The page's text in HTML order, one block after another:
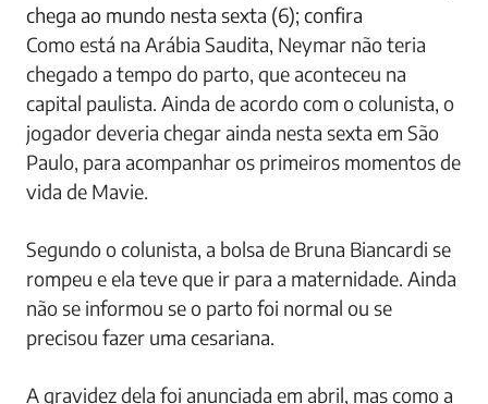
chega ao mundo nesta sexta (6); confira
Como está na Arábia Saudita, Neymar não teria
chegado a tempo do parto, que aconteceu na
capital paulista. Ainda de acordo com o colunista, o
jogador deveria chegar ainda nesta sexta em São
Paulo, para acompanhar os primeiros momentos de
vida de Mavie.
Segundo o colunista, a bolsa de Bruna Biancardi se
rompeu e ela teve que ir para a maternidade. Ainda
não se informou se o parto foi normal ou se
precisou fazer uma cesariana.
A gravidez dela foi anunciada em abril, mas como a